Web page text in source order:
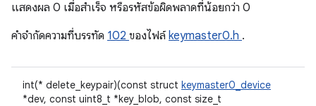
แสดงผล 0 เมื่อสําเร็จ หรือรหัสข้อผิดพลาดที่น้อยกว่า 0
คําจํากัดความที่บรรทัด 102 ของไฟล์keymaster0.h .
int(* delete_keypair)(const struct keymaster0_device
*dev, const uint8_t *key_blob, const size_t